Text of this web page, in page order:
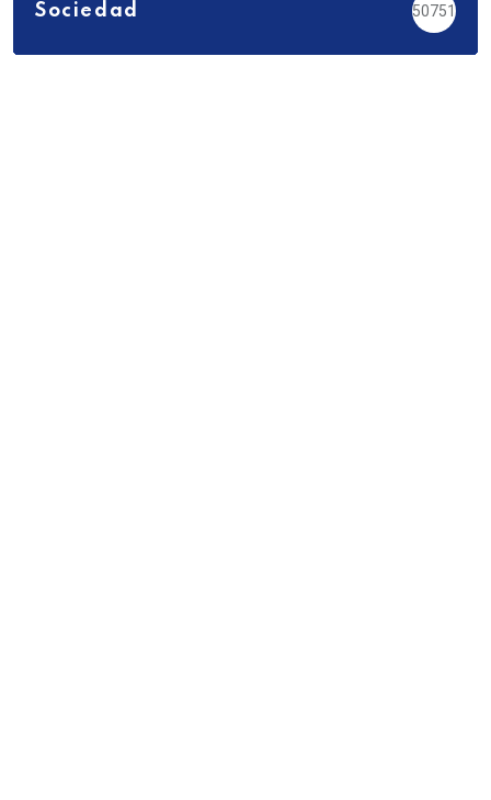
Sociedad 50751